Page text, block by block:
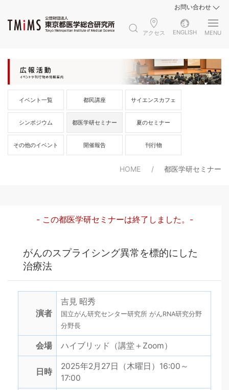
お問い合わせ
アクセス ENGLISH MENU
イベント一覧 都民講座 サイエンスカフェ
シンポジウム 都医学研セミナー 夏のセミナー
その他のイベント 開催報告 刊行物
HOME 都医学研セミナー
- この都医学研セミナーは終了しました。-
がんのスプライシング異常を標的にした
治療法
演者
吉見 昭秀
国立がん研究センター研究所 がんRNA研究分野
分野長
会場 ハイブリッド（講堂＋Zoom）
日時
2025年2月27日（木曜日）16:00～
17:00